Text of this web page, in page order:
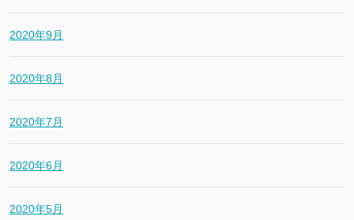
2020年9月
2020年8月
2020年7月
2020年6月
2020年5月